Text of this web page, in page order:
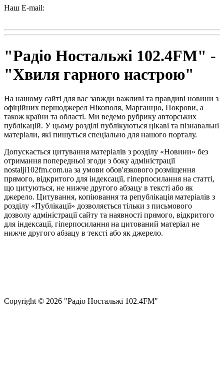
Наш E-mail:
"Радіо Ностальжі 102.4FM" -
"Хвиля гарного настрою"
На нашому сайті для вас завжди важливі та правдиві новини з
офіційних першоджерел Нікополя, Марганцю, Покрови, а
також країни та області. Ми ведемо рубрику авторських
публікацій. У цьому розділі публікуються цікаві та пізнавальні
матеріали, які пишуться спеціально для нашого порталу.
Допускається цитування матеріалів з розділу «Новини» без
отримання попередньої згоди з боку адміністрації
nostalji102fm.com.ua за умови обов'язкового розміщення
прямого, відкритого для індексації, гіперпосилання на статті,
що цитуються, не нижче другого абзацу в тексті або як
джерело. Цитування, копіювання та републікація матеріалів з
розділу «Публікації» дозволяється тільки з письмового
дозволу адміністрації сайту та наявності прямого, відкритого
для індексації, гіперпосилання на цитований матеріал не
нижче другого абзацу в тексті або як джерело.
Сopyright © 2026 "Радіо Ностальжі 102.4FM"